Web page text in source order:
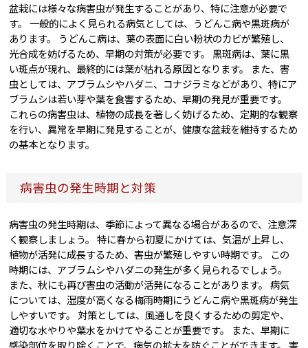
盆栽には様々な病害虫が発生することがあり、特に注意が必要で
す。 一般的によく見られる病気としては、うどんこ病や黒斑病が
あります。 うどんこ病は、葉の表面に白い粉状のカビが繁殖し、
光合成を妨げるため、早期の対策が必要です。 黒斑病は、葉に黒
い斑点が現れ、最終的には葉が枯れる原因となります。 また、害
虫としては、アブラムシやハダニ、コナジラミなどがあり、特にア
ブラムシは若い芽や葉を食害するため、早期の発見が重要です。
これらの病害虫は、植物の成長を著しく妨げるため、定期的な観察
を行い、異常を早期に発見することが、健康な盆栽を維持するため
の基本となります。
病害虫の発生時期と対策
病害虫の発生時期は、季節によって異なる場合があるので、注意深
く観察しましょう。 特に春から初夏にかけては、気温が上昇し、
植物が活発に成長するため、害虫が繁殖しやすい時期です。 この
時期には、アブラムシやハダニの発生が多く見られるでしょう。
また、秋にも再び害虫の活動が活発になることがあります。 病気
については、湿度が高くなる梅雨時期にうどんこ病や黒斑病が発生
しやすいです。 対策としては、風通しを良くするための剪定や、
適切な水やりや葉水をかけてやることが重要です。 また、早期に
感染部位を取り除くことで、病気の拡大を防ぐことができます。 害